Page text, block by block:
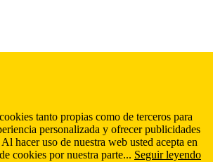
tanto propias como de terceros para
personalizada y ofrecer publicidades
hacer uso de nuestra web usted acepta en
cookies por nuestra parte... Seguir leyendo